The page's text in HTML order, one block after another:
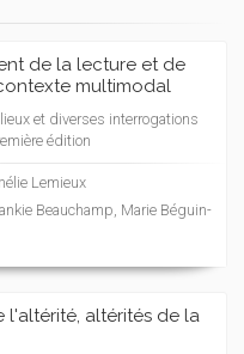
de la lecture et de
multimodal
et diverses interrogations
édition
Lemieux
Beauchamp, Marie Béguin-
l'altérité, altérités de la